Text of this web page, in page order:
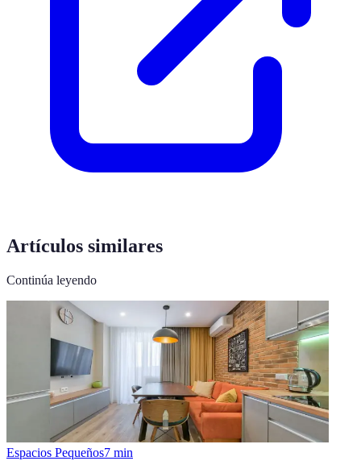
Artículos similares
Continúa leyendo
Espacios Pequeños7 min